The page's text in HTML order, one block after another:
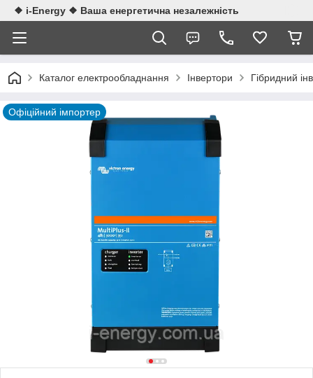
❖ i-Energy ❖ Ваша енергетична незалежність
Каталог електрообладнання Інвертори Гібридний
Офіційний імпортер